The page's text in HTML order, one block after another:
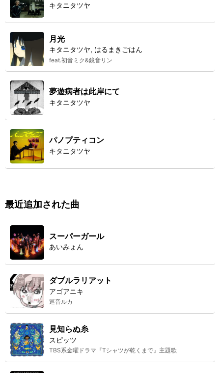
キタニタツヤ
月光
キタニタツヤ, はるまきごはん
feat.初音ミク&鏡音リン
夢遊病者は此岸にて
キタニタツヤ
パノプティコン
キタニタツヤ
最近追加された曲
スーパーガール
あいみょん
ダブルラリアット
アゴアニキ
巡音ルカ
見知らぬ糸
スピッツ
TBS系金曜ドラマ『Tシャツが乾くまで』主題歌